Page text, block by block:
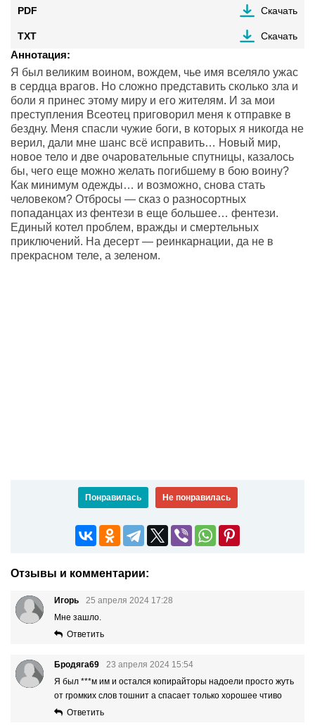
PDF Скачать
TXT Скачать
Аннотация:
Я был великим воином, вождем, чье имя вселяло ужас
в сердца врагов. Но сложно представить сколько зла и
боли я принес этому миру и его жителям. И за мои
преступления Всеотец приговорил меня к отправке в
бездну. Меня спасли чужие боги, в которых я никогда не
верил, дали мне шанс всё исправить… Новый мир,
новое тело и две очаровательные спутницы, казалось
бы, чего еще можно желать погибшему в бою воину?
Как минимум одежды… и возможно, снова стать
человеком? Отбросы — сказ о разносортных
попаданцах из фентези в еще большее… фентези.
Единый котел проблем, вражды и смертельных
приключений. На десерт — реинкарнации, да не в
прекрасном теле, а зеленом.
Понравилась Не понравилась
Отзывы и комментарии:
Игорь
25 апреля 2024 17:28
Мне зашло.
Ответить
Бродяга69
23 апреля 2024 15:54
Я был ***м им и остался копирайторы надоели просто жуть
от громких слов тошнит а спасает только хорошее чтиво
Ответить